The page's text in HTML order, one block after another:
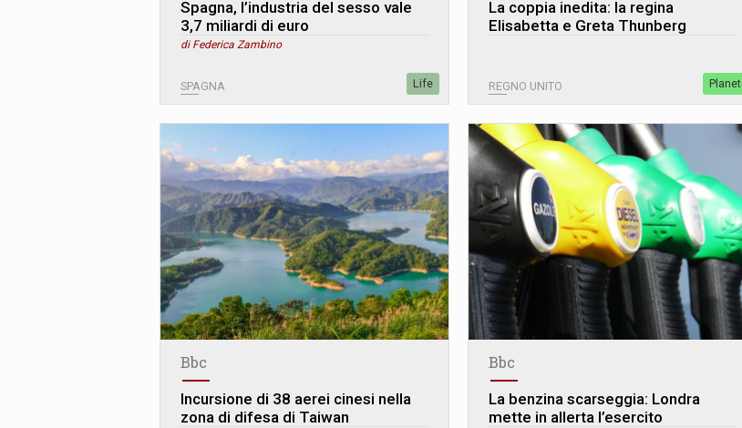
Spagna, l’industria del sesso vale
3,7 miliardi di euro
di Federica Zambino
SPAGNA Life
La coppia inedita: la regina
Elisabetta e Greta Thunberg
REGNO UNITO Planet
Bbc
Incursione di 38 aerei cinesi nella
zona di difesa di Taiwan
Bbc
La benzina scarseggia: Londra
mette in allerta l’esercito